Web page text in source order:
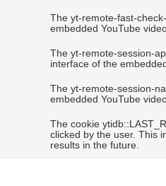
The yt-remote-fast-
embedded YouTube
The yt-remote-session-
interface of the
The yt-remote-session-
embedded YouTube
The cookie
clicked by the user. This
results in the future.